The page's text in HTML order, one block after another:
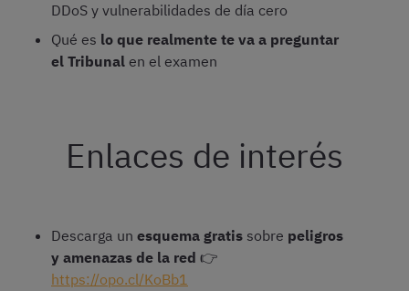
DDoS y vulnerabilidades de día cero
Qué es lo que realmente te va a preguntar
el Tribunal en el examen
Enlaces de interés
Descarga un esquema gratis sobre peligros
y amenazas de la red 👉
https://opo.cl/KoBb1